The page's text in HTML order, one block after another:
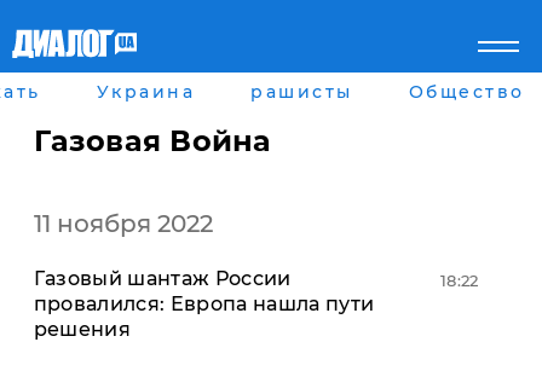
Главная
Все новости
рассея
Военное обозрение
Экономика
Мнение
Блоги
Города
Одесса
Украина рашисты Общество
Газовая Война
11 ноября 2022
Газовый шантаж России
провалился: Европа нашла пути
решения
18:22